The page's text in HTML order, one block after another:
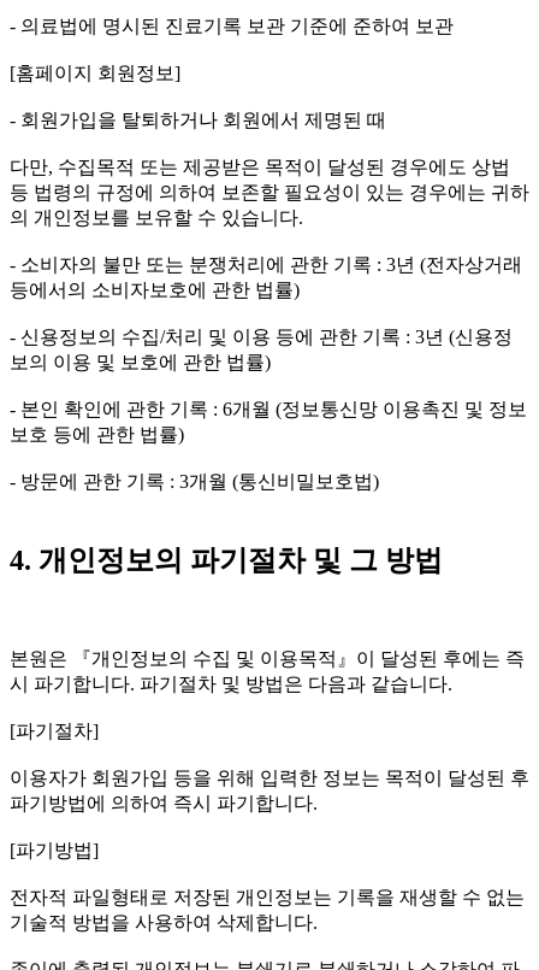
- 의료법에 명시된 진료기록 보관 기준에 준하여 보관
[홈페이지 회원정보]
- 회원가입을 탈퇴하거나 회원에서 제명된 때
다만, 수집목적 또는 제공받은 목적이 달성된 경우에도 상법
등 법령의 규정에 의하여 보존할 필요성이 있는 경우에는 귀하
의 개인정보를 보유할 수 있습니다.
- 소비자의 불만 또는 분쟁처리에 관한 기록 : 3년 (전자상거래
등에서의 소비자보호에 관한 법률)
- 신용정보의 수집/처리 및 이용 등에 관한 기록 : 3년 (신용정
보의 이용 및 보호에 관한 법률)
- 본인 확인에 관한 기록 : 6개월 (정보통신망 이용촉진 및 정보
보호 등에 관한 법률)
- 방문에 관한 기록 : 3개월 (통신비밀보호법)
4. 개인정보의 파기절차 및 그 방법
본원은 『개인정보의 수집 및 이용목적』이 달성된 후에는 즉
시 파기합니다. 파기절차 및 방법은 다음과 같습니다.
[파기절차]
이용자가 회원가입 등을 위해 입력한 정보는 목적이 달성된 후
파기방법에 의하여 즉시 파기합니다.
[파기방법]
전자적 파일형태로 저장된 개인정보는 기록을 재생할 수 없는
기술적 방법을 사용하여 삭제합니다.